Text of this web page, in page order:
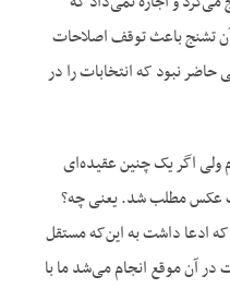
تشنج باعث توقف اصلاحات
حاضر نبود که انتخابات را در
ولی اگر یک چنین عقیده‌ای
عکس مطلب شد. یعنی چه؟
ادعا داشت به این‌که مستقل
در آن موقع انجام می‌شد ما با